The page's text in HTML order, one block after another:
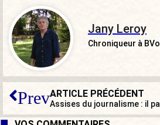
Jany Leroy
Chroniqueur à
PrevARTICLE PRÉCÉDENT